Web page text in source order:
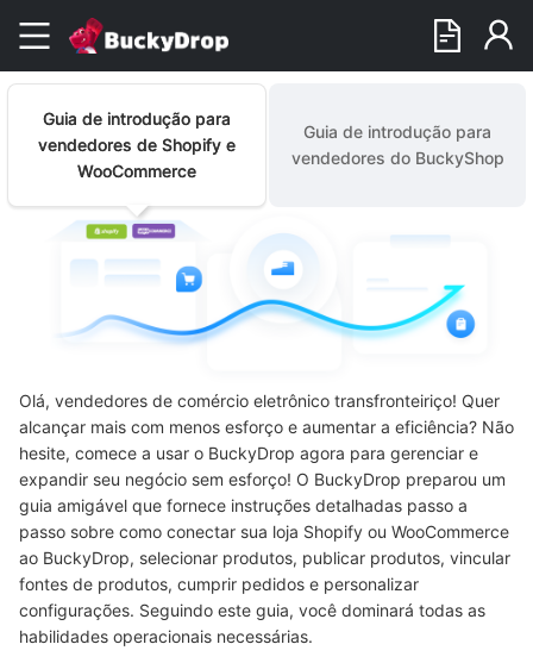
Guia de introdução para
vendedores de Shopify e
WooCommerce
Guia de introdução para
vendedores do BuckyShop
Olá, vendedores de comércio eletrônico transfronteiriço! Quer
alcançar mais com menos esforço e aumentar a eficiência? Não
hesite, comece a usar o BuckyDrop agora para gerenciar e
expandir seu negócio sem esforço! O BuckyDrop preparou um
guia amigável que fornece instruções detalhadas passo a
passo sobre como conectar sua loja Shopify ou WooCommerce
ao BuckyDrop, selecionar produtos, publicar produtos, vincular
fontes de produtos, cumprir pedidos e personalizar
configurações. Seguindo este guia, você dominará todas as
habilidades operacionais necessárias.